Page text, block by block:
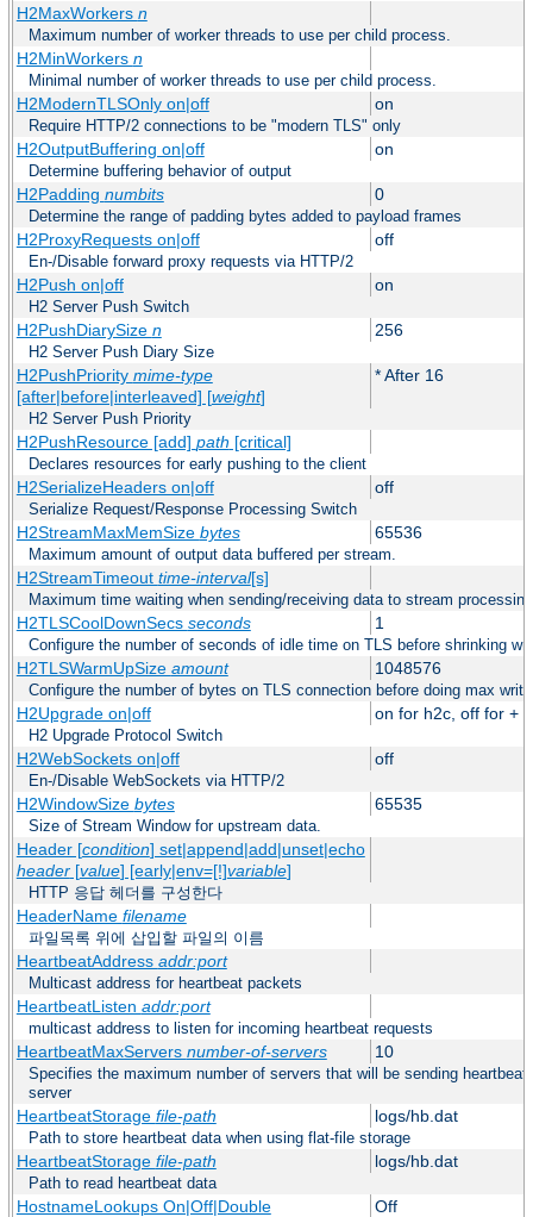
H2MaxWorkers n
Maximum number of worker threads to use per child process.
H2MinWorkers n
Minimal number of worker threads to use per child process.
H2ModernTLSOnly on|off on
Require HTTP/2 connections to be "modern TLS" only
H2OutputBuffering on|off on
Determine buffering behavior of output
H2Padding numbits 0
Determine the range of padding bytes added to payload frames
H2ProxyRequests on|off off
En-/Disable forward proxy requests via HTTP/2
H2Push on|off on
H2 Server Push Switch
H2PushDiarySize n 256
H2 Server Push Diary Size
H2PushPriority mime-type
[after|before|interleaved] [weight]
* After 16
H2 Server Push Priority
H2PushResource [add] path [critical]
Declares resources for early pushing to the client
H2SerializeHeaders on|off off
Serialize Request/Response Processing Switch
H2StreamMaxMemSize bytes 65536
Maximum amount of output data buffered per stream.
H2StreamTimeout time-interval[s]
Maximum time waiting when sending/receiving data to stream processing
H2TLSCoolDownSecs seconds 1
Configure the number of seconds of idle time on TLS before shrinking
H2TLSWarmUpSize amount 1048576
Configure the number of bytes on TLS connection before doing max
H2Upgrade on|off on for h2c, off for +
H2 Upgrade Protocol Switch
H2WebSockets on|off off
En-/Disable WebSockets via HTTP/2
H2WindowSize bytes 65535
Size of Stream Window for upstream data.
Header [condition] set|append|add|unset|echo
header[value] [early|env=[!]variable]
HTTP 응답 헤더를 구성한다
HeaderName filename
파일목록 위에 삽입할 파일의 이름
HeartbeatAddress addr:port
Multicast address for heartbeat packets
HeartbeatListen addr:port
multicast address to listen for incoming heartbeat requests
HeartbeatMaxServers number-of-servers 10
Specifies the maximum number of servers that will be sending
server
HeartbeatStorage file-path logs/hb.dat
Path to store heartbeat data when using flat-file storage
HeartbeatStorage file-path logs/hb.dat
Path to read heartbeat data
HostnameLookups On|Off|Double Off